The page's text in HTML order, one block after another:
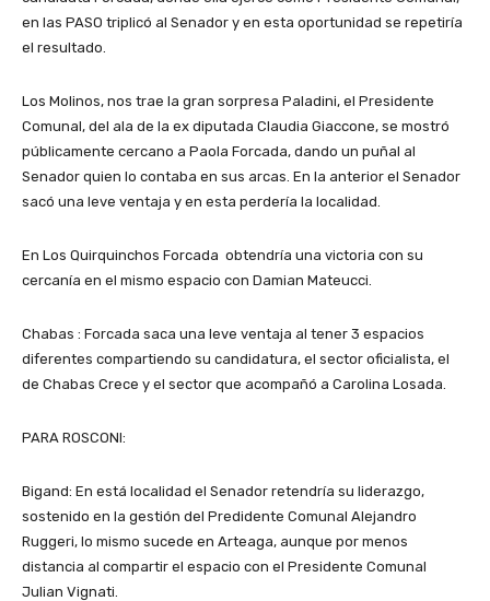
en las PASO triplicó al Senador y en esta oportunidad se repetiría
el resultado.
Los Molinos, nos trae la gran sorpresa Paladini, el Presidente
Comunal, del ala de la ex diputada Claudia Giaccone, se mostró
públicamente cercano a Paola Forcada, dando un puñal al
Senador quien lo contaba en sus arcas. En la anterior el Senador
sacó una leve ventaja y en esta perdería la localidad.
En Los Quirquinchos Forcada obtendría una victoria con su
cercanía en el mismo espacio con Damian Mateucci.
Chabas : Forcada saca una leve ventaja al tener 3 espacios
diferentes compartiendo su candidatura, el sector oficialista, el
de Chabas Crece y el sector que acompañó a Carolina Losada.
PARA ROSCONI:
Bigand: En está localidad el Senador retendría su liderazgo,
sostenido en la gestión del Predidente Comunal Alejandro
Ruggeri, lo mismo sucede en Arteaga, aunque por menos
distancia al compartir el espacio con el Presidente Comunal
Julian Vignati.